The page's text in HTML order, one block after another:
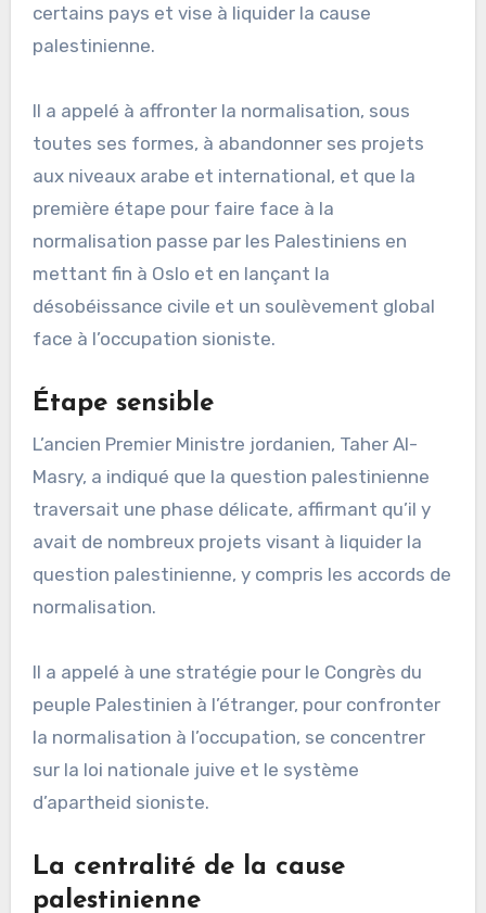
certains pays et vise à liquider la cause
palestinienne.
Il a appelé à affronter la normalisation, sous
toutes ses formes, à abandonner ses projets
aux niveaux arabe et international, et que la
première étape pour faire face à la
normalisation passe par les Palestiniens en
mettant fin à Oslo et en lançant la
désobéissance civile et un soulèvement global
face à l’occupation sioniste.
Étape sensible
L’ancien Premier Ministre jordanien, Taher Al-
Masry, a indiqué que la question palestinienne
traversait une phase délicate, affirmant qu’il y
avait de nombreux projets visant à liquider la
question palestinienne, y compris les accords de
normalisation.
Il a appelé à une stratégie pour le Congrès du
peuple Palestinien à l’étranger, pour confronter
la normalisation à l’occupation, se concentrer
sur la loi nationale juive et le système
d’apartheid sioniste.
La centralité de la cause
palestinienne